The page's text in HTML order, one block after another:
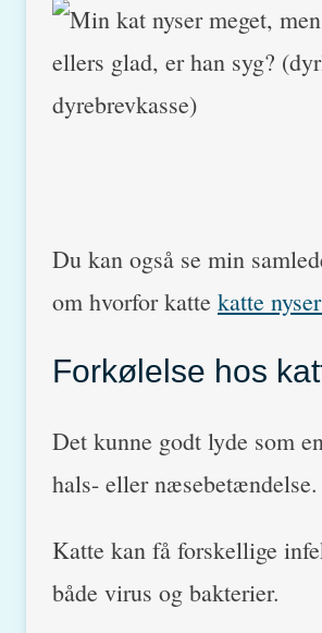
Du kan også se min
om hvorfor katte katte
Forkølelse hos
Det kunne godt lyde som en
hals- eller næsebetændelse.
Katte kan få forskellige
både virus og bakterier.